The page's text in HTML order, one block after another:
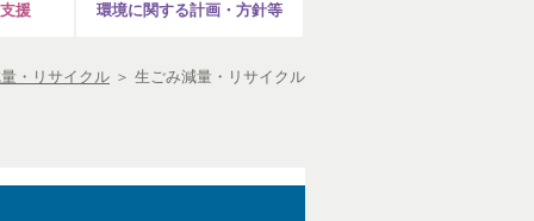
援 環境に関する計画・方針等
・リサイクル ＞ 生ごみ減量・リサイクル